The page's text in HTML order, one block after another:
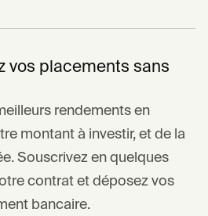
vos placements sans
rendements en
montant à investir, et de la
Souscrivez en quelques
contrat et déposez vos
bancaire.